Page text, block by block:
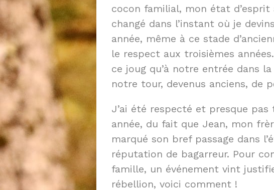
cocon familial, mon état
changé dans l’instant où je
année, même à ce stade
le respect aux troisièmes
ce joug qu’à notre entrée dans
notre tour, devenus anciens, de
J’ai été respecté et presque
année, du fait que Jean, mon
marqué son bref passage dans
réputation de bagarreur. Pour
famille, un événement vint
rébellion, voici comment !